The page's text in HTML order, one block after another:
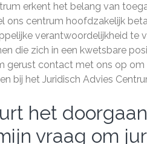
erkent het belang van
ons centrum hoofdzakelijk
verantwoordelijkheid te
die zich in een kwetsbare
gerust contact met ons op
bij het Juridisch Advies
het
vraag om